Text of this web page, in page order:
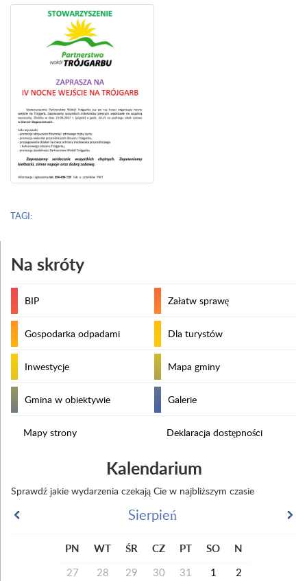
TAGI:
Na skróty
BIP Załatw sprawę
Gospodarka odpadami Dla turystów
Inwestycje Mapa gminy
Gmina w obiektywie Galerie
Mapy strony Deklaracja dostępności
Kalendarium
Sprawdź jakie wydarzenia czekają Cie w najbliższym czasie
Sierpień
PN WT ŚR CZ PT SO N
27 28 29 30 31 1
2